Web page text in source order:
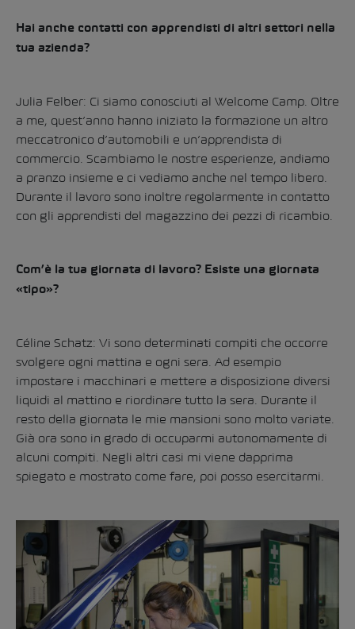
Hai anche contatti con apprendisti di altri settori nella
tua azienda?
Julia Felber: Ci siamo conosciuti al Welcome Camp. Oltre
a me, quest’anno hanno iniziato la formazione un altro
meccatronico d’automobili e un’apprendista di
commercio. Scambiamo le nostre esperienze, andiamo
a pranzo insieme e ci vediamo anche nel tempo libero.
Durante il lavoro sono inoltre regolarmente in contatto
con gli apprendisti del magazzino dei pezzi di ricambio.
Com’è la tua giornata di lavoro? Esiste una giornata
«tipo»?
Céline Schatz: Vi sono determinati compiti che occorre
svolgere ogni mattina e ogni sera. Ad esempio
impostare i macchinari e mettere a disposizione diversi
liquidi al mattino e riordinare tutto la sera. Durante il
resto della giornata le mie mansioni sono molto variate.
Già ora sono in grado di occuparmi autonomamente di
alcuni compiti. Negli altri casi mi viene dapprima
spiegato e mostrato come fare, poi posso esercitarmi.